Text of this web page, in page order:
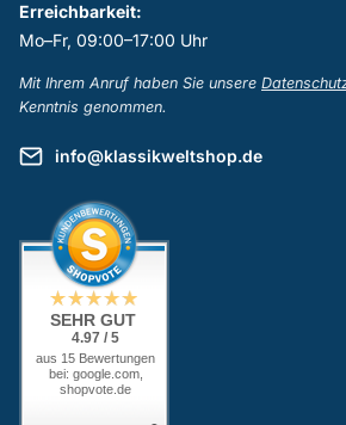
Erreichbarkeit:
Mo–Fr, 09:00–17:00 Uhr
Mit Ihrem Anruf haben Sie unsere
Kenntnis genommen.
info@klassikweltshop.de
SEHR GUT
4.97 / 5
aus 15 Bewertungen
bei: google.com,
shopvote.de